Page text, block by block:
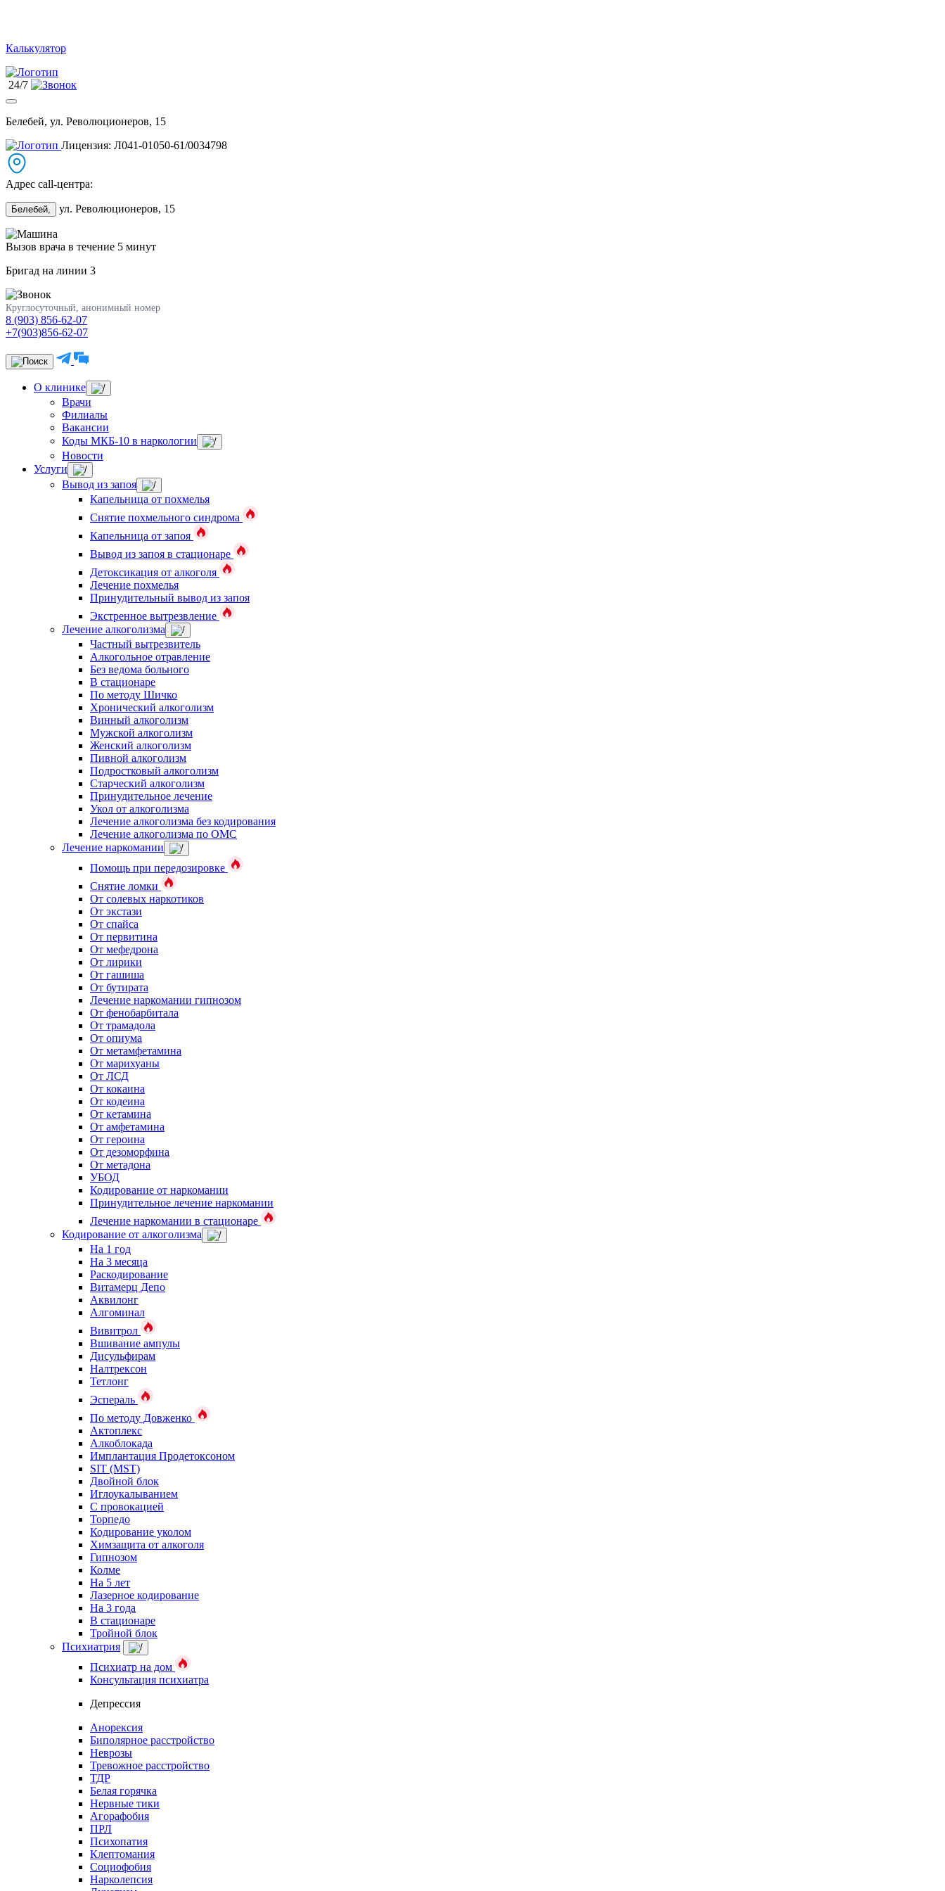
Калькулятор
24/7
Белебей, ул. Революционеров, 15
Лицензия: Л041-01050-61/0034798
Адрес call-центра:
Белебей, ул. Революционеров, 15
Вызов врача в течение 5 минут
Бригад на линии 3
Круглосуточный, анонимный номер
8 (903) 856-62-07
+7(903)856-62-07
О клинике
Врачи
Филиалы
Вакансии
Коды МКБ-10 в наркологии
Новости
Услуги
Вывод из запоя
Капельница от похмелья
Снятие похмельного синдрома
Капельница от запоя
Вывод из запоя в стационаре
Детоксикация от алкоголя
Лечение похмелья
Принудительный вывод из запоя
Экстренное вытрезвление
Лечение алкоголизма
Частный вытрезвитель
Алкогольное отравление
Без ведома больного
В стационаре
По методу Шичко
Хронический алкоголизм
Винный алкоголизм
Мужской алкоголизм
Женский алкоголизм
Пивной алкоголизм
Подростковый алкоголизм
Старческий алкоголизм
Принудительное лечение
Укол от алкоголизма
Лечение алкоголизма без кодирования
Лечение алкоголизма по ОМС
Лечение наркомании
Помощь при передозировке
Снятие ломки
От солевых наркотиков
От экстази
От спайса
От первитина
От мефедрона
От лирики
От гашиша
От бутирата
Лечение наркомании гипнозом
От фенобарбитала
От трамадола
От опиума
От метамфетамина
От марихуаны
От ЛСД
От кокаина
От кодеина
От кетамина
От амфетамина
От героина
От дезоморфина
От метадона
УБОД
Кодирование от наркомании
Принудительное лечение наркомании
Лечение наркомании в стационаре
Кодирование от алкоголизма
На 1 год
На 3 месяца
Раскодирование
Витамерц Депо
Аквилонг
Алгоминал
Вивитрол
Вшивание ампулы
Дисульфирам
Налтрексон
Тетлонг
Эспераль
По методу Довженко
Актоплекс
Алкоблокада
Имплантация Продетоксоном
SIT (MST)
Двойной блок
Иглоукалыванием
С провокацией
Торпедо
Кодирование уколом
Химзащита от алкоголя
Гипнозом
Колме
На 5 лет
Лазерное кодирование
На 3 года
В стационаре
Тройной блок
Психиатрия
Психиатр на дом
Консультация психиатра
Депрессия
Анорексия
Биполярное расстройство
Неврозы
Тревожное расстройство
ТДР
Белая горячка
Нервные тики
Агорафобия
ПРЛ
Психопатия
Клептомания
Социофобия
Нарколепсия